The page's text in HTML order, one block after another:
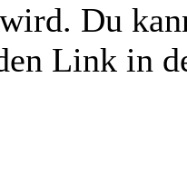
Du
Link in